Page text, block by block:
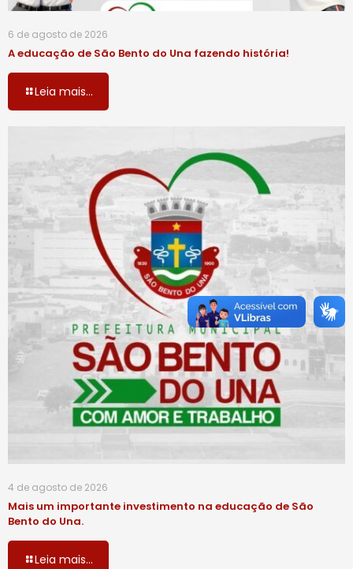
6 de agosto de 2026
A educação de São Bento do Una fazendo história!
Leia mais...
4 de agosto de 2026
Mais um importante investimento na educação de São
Bento do Una.
Leia mais...